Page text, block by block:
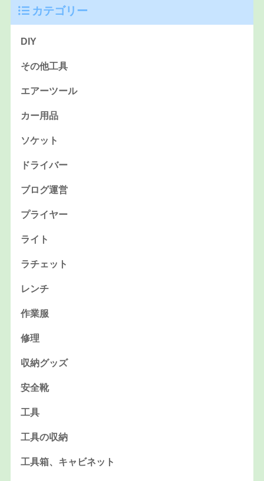
カテゴリー
DIY
その他工具
エアーツール
カー用品
ソケット
ドライバー
ブログ運営
プライヤー
ライト
ラチェット
レンチ
作業服
修理
収納グッズ
安全靴
工具
工具の収納
工具箱、キャビネット